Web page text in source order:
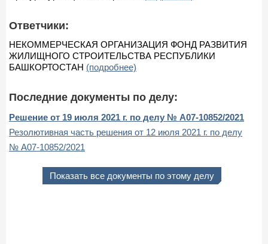
Ответчики:
НЕКОММЕРЧЕСКАЯ ОРГАНИЗАЦИЯ ФОНД РАЗВИТИЯ
ЖИЛИЩНОГО СТРОИТЕЛЬСТВА РЕСПУБЛИКИ
БАШКОРТОСТАН (подробнее)
Последние документы по делу:
Решение от 19 июля 2021 г. по делу № А07-10852/2021
Резолютивная часть решения от 12 июля 2021 г. по делу
№ А07-10852/2021
Показать все документы по этому делу